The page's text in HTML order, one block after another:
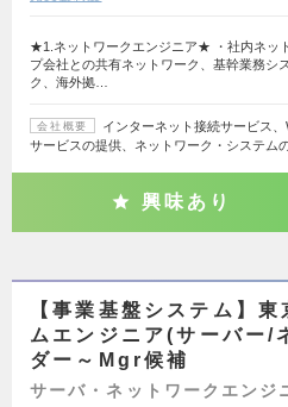
★1.ネットワークエンジニア★ ・社内ネッ
プ会社との共有ネットワーク、基幹業務シ
ク、海外拠…
会社概要
インターネット接続サービス
サービスの提供、ネットワーク・システム
興味あり
【事業基盤システム】
ムエンジニア(サーバー/
ダー～Mgr候補
サーバ・ネットワークエンジ